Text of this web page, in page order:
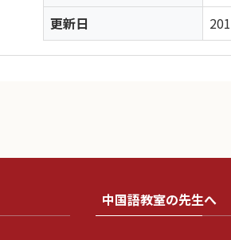
更新日
中国語教室の先生へ